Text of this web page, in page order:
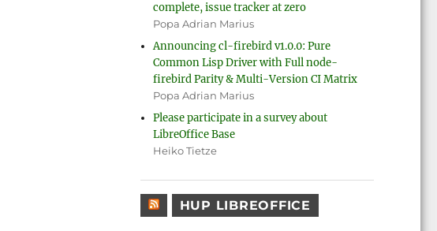
complete, issue tracker at zero
Popa Adrian Marius
Announcing cl-firebird v1.0.0: Pure
Common Lisp Driver with Full node-
firebird Parity & Multi-Version CI Matrix
Popa Adrian Marius
Please participate in a survey about
LibreOffice Base
Heiko Tietze
HUP LIBREOFFICE